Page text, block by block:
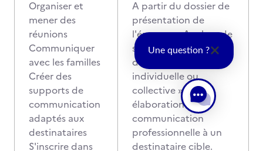
Organiser et
mener des
réunions
Communiquer
avec les familles
Créer des
supports de
communication
adaptés aux
destinataires
S'inscrire dans
A partir du dossier de
présentation de
l'épreuve « Analyse de
situation d'accueil et
d'accompagnement
individuelle ou
collective »,
élaboration d'une
communication
professionnelle à un
destinataire cible.
Une question ?